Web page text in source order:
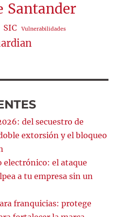
Santander
SIC Vulnerabilidades
del secuestro de
extorsión y el bloqueo
electrónico: el ataque
a tu empresa sin un
franquicias: protege